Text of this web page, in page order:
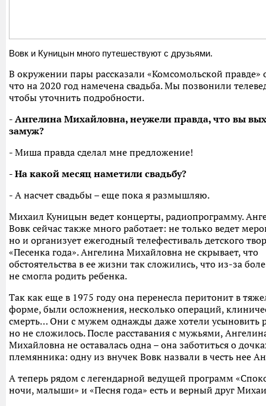
Вовк и Куницын много путешествуют с друзьями.
В окружении пары рассказали «Комсомольской правде»
что на 2020 год намечена свадьба. Мы позвонили
чтобы уточнить подробности.
- Ангелина Михайловна, неужели правда, что вы
замуж?
- Миша правда сделал мне предложение!
- На какой месяц наметили свадьбу?
- А насчет свадьбы – еще пока я размышляю.
Михаил Куницын ведет концерты, радиопрограмму.
Вовк сейчас также много работает: не только ведет
но и организует ежегодный телефестиваль детского
«Песенка года». Ангелина Михайловна не скрывает, что
обстоятельства в ее жизни так сложились, что из-за
не смогла родить ребенка.
Так как еще в 1975 году она перенесла перитонит в
форме, были осложнения, несколько операций,
смерть… Они с мужем однажды даже хотели усыновить
но не сложилось. После расставания с мужьями,
Михайловна не оставалась одна – она заботиться о
племянника: одну из внучек Вовк назвали в честь нее
А теперь рядом с легендарной ведущей программ
ночи, малыши» и «Песня года» есть и верный друг